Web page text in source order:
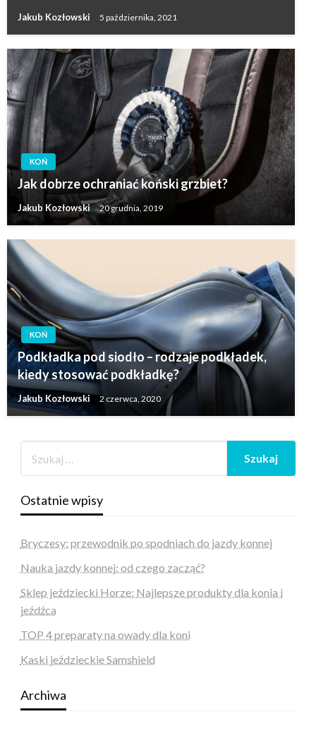
Jakub Kozłowski 5 października, 2021
KOŃ
Jak dobrze ochraniać koński grzbiet?
Jakub Kozłowski 20 grudnia, 2019
KOŃ
Podkładka pod siodło – rodzaje podkładek,
kiedy stosować podkładkę?
Jakub Kozłowski 2 czerwca, 2020
Ostatnie wpisy
Bryczesy: przewodnik po spodniach do jazdy konnej
Nauka jazdy konnej: od czego zacząć?
Sklep jeździecki Horze: Najlepsze produkty dla konia i
jeźdźca
TOP 4 preparaty na owady dla koni
Kaski jeździeckie Samshield
Archiwa